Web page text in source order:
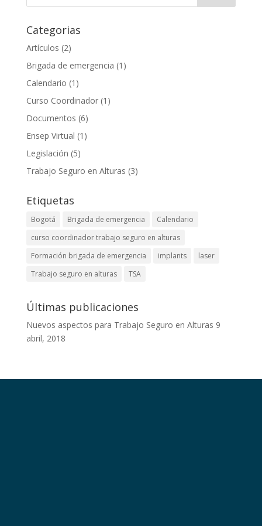
Categorias
Artículos (2)
Brigada de emergencia (1)
Calendario (1)
Curso Coordinador(1)
Documentos (6)
Ensep Virtual (1)
Legislación (5)
Trabajo Seguro en Alturas (3)
Etiquetas
Bogotá Brigada de emergencia
Calendario
curso coordinador trabajo seguro en alturas
Formación brigada de emergencia
implants
laser
Trabajo seguro en alturas
TSA
Últimas publicaciones
Nuevos aspectos para Trabajo Seguro en Alturas 9
abril, 2018